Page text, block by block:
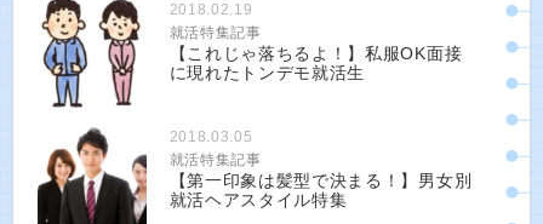
2018.02.19
就活特集記事
【これじゃ落ちるよ！】私服OK面接
に現れたトンデモ就活生
2018.03.05
就活特集記事
【第一印象は髪型で決まる！】男女別
就活ヘアスタイル特集